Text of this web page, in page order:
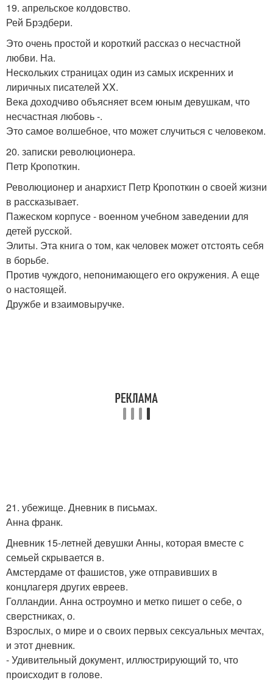
19. апрельское колдовство.
Рей Брэдбери.
Это очень простой и короткий рассказ о несчастной
любви. На.
Нескольких страницах один из самых искренних и
лиричных писателей XX.
Века доходчиво объясняет всем юным девушкам, что
несчастная любовь -.
Это самое волшебное, что может случиться с человеком.
20. записки революционера.
Петр Кропоткин.
Революционер и анархист Петр Кропоткин о своей жизни
в рассказывает.
Пажеском корпусе - военном учебном заведении для
детей русской.
Элиты. Эта книга о том, как человек может отстоять себя
в борьбе.
Против чуждого, непонимающего его окружения. А еще
о настоящей.
Дружбе и взаимовыручке.
21. убежище. Дневник в письмах.
Анна франк.
Дневник 15-летней девушки Анны, которая вместе с
семьей скрывается в.
Амстердаме от фашистов, уже отправивших в
концлагеря других евреев.
Голландии. Анна остроумно и метко пишет о себе, о
сверстниках, о.
Взрослых, о мире и о своих первых сексуальных мечтах,
и этот дневник.
- Удивительный документ, иллюстрирующий то, что
происходит в голове.